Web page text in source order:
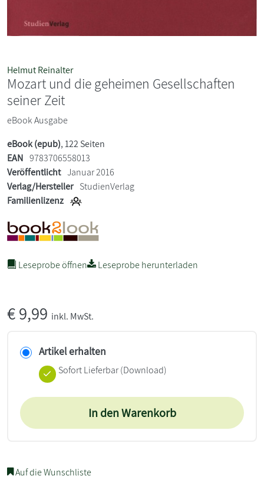
Helmut Reinalter
Mozart und die geheimen Gesellschaften
seiner Zeit
eBook Ausgabe
eBook (epub), 122 Seiten
EAN 9783706558013
Veröffentlicht Januar 2016
Verlag/Hersteller StudienVerlag
Familienlizenz
Leseprobe öffnen Leseprobe herunterladen
€9,99 inkl. MwSt.
Artikel erhalten
Sofort Lieferbar (Download)
In den Warenkorb
Auf die Wunschliste